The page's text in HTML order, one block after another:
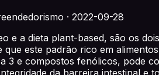
· 2022-09-28
e a dieta plant-based, são os
que este padrão rico em
3 e compostos fenólicos, pode
da barreira intestinal e